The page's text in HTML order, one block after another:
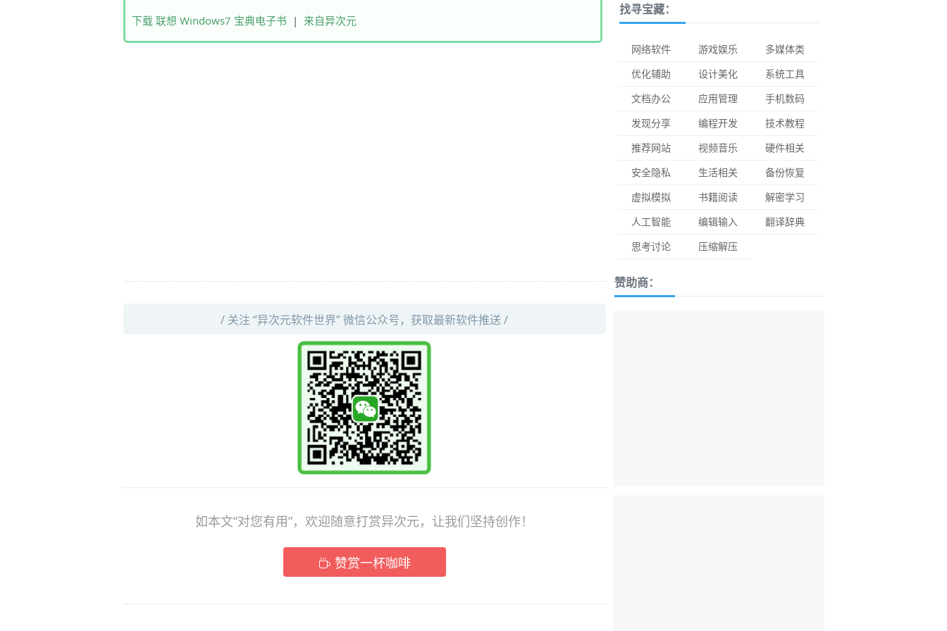
下载 联想 Windows7 宝典电子书| 来自异次元
/ 关注 “异次元软件世界” 微信公众号，获取最新软件推送 /
如本文“对您有用”，欢迎随意打赏异次元，让我们坚持创作！
赞赏一杯咖啡
找寻宝藏：
网络软件 游戏娱乐
多媒体类
优化辅助
设计美化
系统工具
文档办公
应用管理
手机数码
发现分享
编程开发
技术教程
推荐网站
视频音乐
硬件相关
安全隐私
生活相关
备份恢复
虚拟模拟
书籍阅读
解密学习
人工智能
编辑输入
翻译辞典
思考讨论
压缩解压
赞助商：